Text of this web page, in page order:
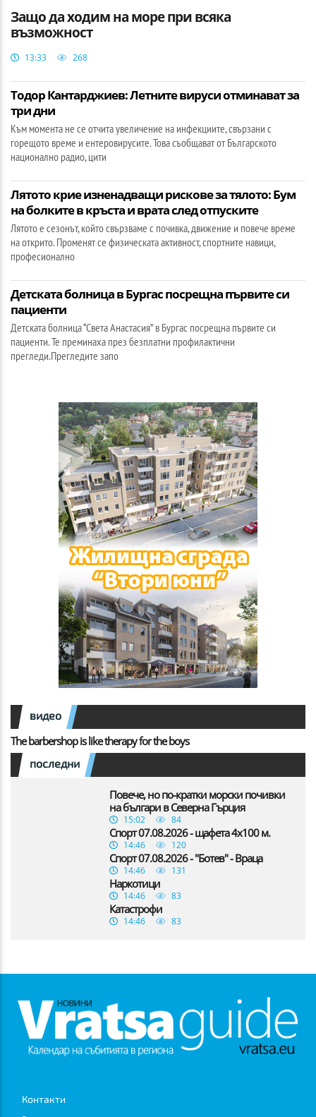
Защо да ходим на море при всяка
възможност
13:33 268
Тодор Кантарджиев: Летните вируси отминават за
три дни
Към момента не се отчита увеличение на инфекциите, свързани с
горещото време и ентеровирусите. Това съобщават от Българското
национално радио, цити
Лятото крие изненадващи рискове за тялото: Бум
на болките в кръста и врата след отпуските
Лятото е сезонът, който свързваме с почивка, движение и повече време
на открито. Променят се физическата активност, спортните навици,
професионално
Детската болница в Бургас посрещна първите си
пациенти
Детската болница “Света Анастасия” в Бургас посрещна първите си
пациенти. Те преминаха през безплатни профилактични
прегледи.Прегледите запо
видео
The barbershop is like therapy for the boys
последни
Повече, но по-кратки морски почивки
на българи в Северна Гърция
15:02 84
Спорт 07.08.2026 - щафета 4х100 м.
14:46 120
Спорт 07.08.2026 - "Ботев" - Враца
14:46 131
Наркотици
14:46 83
Катастрофи
14:46 83
Контакти